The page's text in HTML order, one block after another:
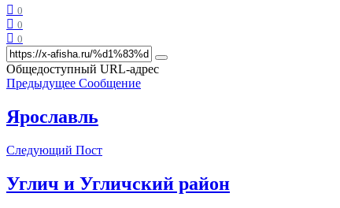
0
0
0
Общедоступный URL-адрес
Предыдущее Сообщение
Ярославль
Следующий Пост
Углич и Угличский район